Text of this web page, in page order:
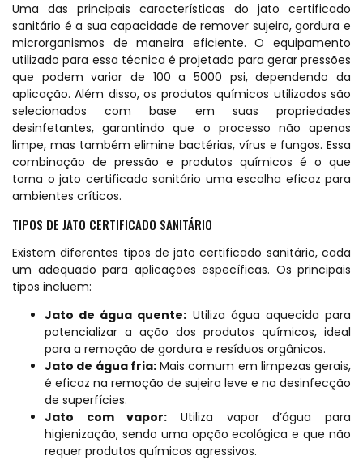
Uma das principais características do jato certificado
sanitário é a sua capacidade de remover sujeira, gordura e
microrganismos de maneira eficiente. O equipamento
utilizado para essa técnica é projetado para gerar pressões
que podem variar de 100 a 5000 psi, dependendo da
aplicação. Além disso, os produtos químicos utilizados são
selecionados com base em suas propriedades
desinfetantes, garantindo que o processo não apenas
limpe, mas também elimine bactérias, vírus e fungos. Essa
combinação de pressão e produtos químicos é o que
torna o jato certificado sanitário uma escolha eficaz para
ambientes críticos.
TIPOS DE JATO CERTIFICADO SANITÁRIO
Existem diferentes tipos de jato certificado sanitário, cada
um adequado para aplicações específicas. Os principais
tipos incluem:
Jato de água quente: Utiliza água aquecida para
potencializar a ação dos produtos químicos, ideal
para a remoção de gordura e resíduos orgânicos.
Jato de água fria:Mais comum em limpezas gerais,
é eficaz na remoção de sujeira leve e na desinfecção
de superfícies.
Jato com vapor: Utiliza vapor d’água para
higienização, sendo uma opção ecológica e que não
requer produtos químicos agressivos.